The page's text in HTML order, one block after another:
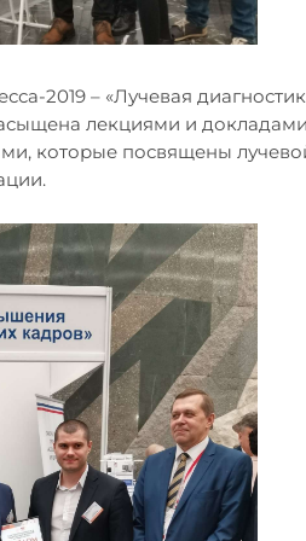
2019 – «Лучевая
лекциями и
которые посвящены